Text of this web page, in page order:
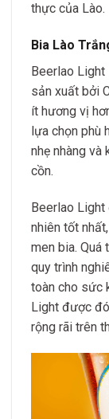
thực của Lào.
Bia Lào
Beerlao Light
sản xuất bởi
ít hương vị
lựa chọn phù
nhẹ nhàng và
cồn.
Beerlao
nhiên tốt
men bia.
quy trình
toàn cho sức
Light được
rộng rãi trên